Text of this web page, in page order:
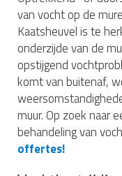
van vocht op de
Kaatsheuvel is te
onderzijde van de
opstijgend
komt van buitenaf,
muur. Op zoek naar
behandeling van
offertes!